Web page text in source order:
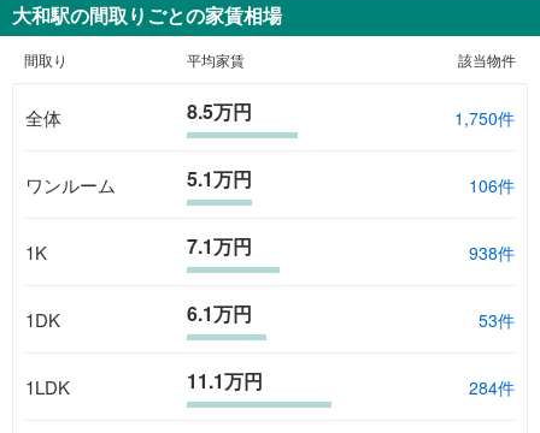
大和駅の間取りごとの家賃相場
間取り 平均家賃 該当物件
全体 8.5万円 1,750件
ワンルーム 5.1万円 106件
1K 7.1万円 938件
1DK 6.1万円 53件
1LDK 11.1万円 284件